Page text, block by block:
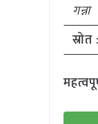
गन्ना
स्रोत